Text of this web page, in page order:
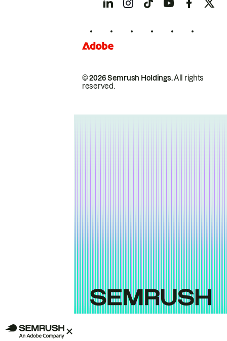
© 2026 Semrush Holdings.All rights
reserved.